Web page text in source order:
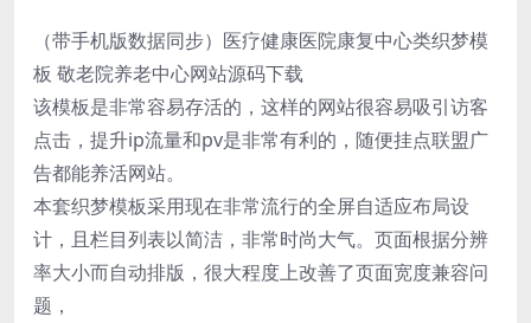
（带手机版数据同步）医疗健康医院康复中心类织梦模
板 敬老院养老中心网站源码下载
该模板是非常容易存活的，这样的网站很容易吸引访客
点击，提升ip流量和pv是非常有利的，随便挂点联盟广
告都能养活网站。
本套织梦模板采用现在非常流行的全屏自适应布局设
计，且栏目列表以简洁，非常时尚大气。页面根据分辨
率大小而自动排版，很大程度上改善了页面宽度兼容问
题，